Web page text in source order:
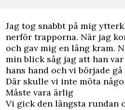
Jag tog snabbt på mig
nerför trapporna. När jag
och gav mig en lång kram.
min blick såg jag att han
hans hand och vi började
Där skulle vi inte möta
Måste vara ärlig
Vi gick den längsta rundan